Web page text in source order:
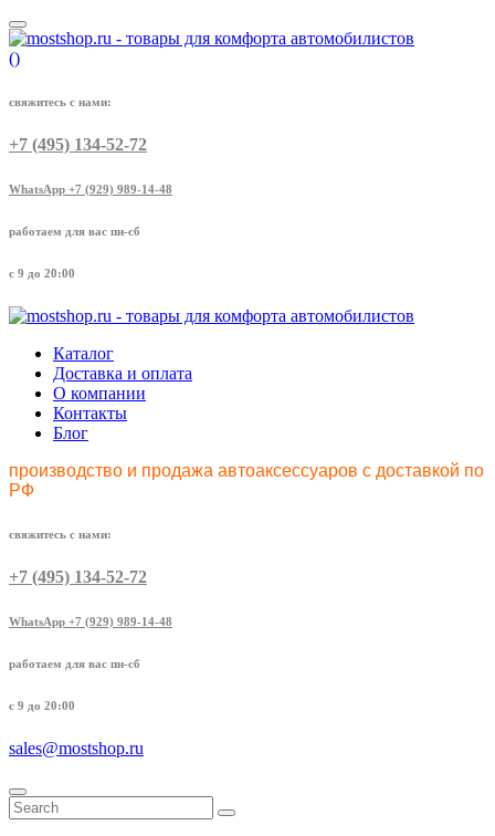
()
свяжитесь с нами:
+7 (495) 134-52-72
WhatsApp +7 (929) 989-14-48
работаем для вас пн-сб
с 9 до 20:00
Каталог
Доставка и оплата
О компании
Контакты
Блог
производство и продажа автоаксессуаров с доставкой по
РФ
свяжитесь с нами:
+7 (495) 134-52-72
WhatsApp +7 (929) 989-14-48
работаем для вас пн-сб
с 9 до 20:00
sales@mostshop.ru